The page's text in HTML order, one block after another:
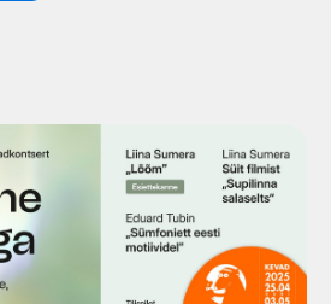
Juures”
Tartu